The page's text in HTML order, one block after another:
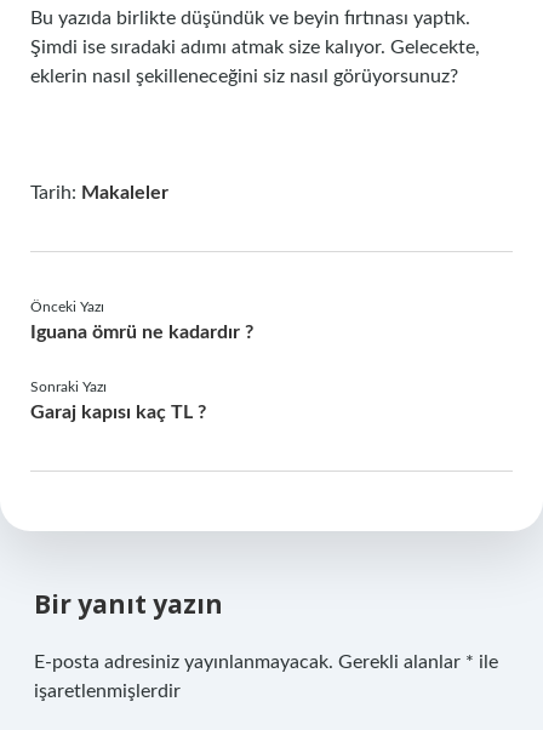
Bu yazıda birlikte düşündük ve beyin fırtınası yaptık.
Şimdi ise sıradaki adımı atmak size kalıyor. Gelecekte,
eklerin nasıl şekilleneceğini siz nasıl görüyorsunuz?
Tarih: Makaleler
Önceki Yazı
Iguana ömrü ne kadardır ?
Sonraki Yazı
Garaj kapısı kaç TL ?
Bir yanıt yazın
E-posta adresiniz yayınlanmayacak. Gerekli alanlar * ile
işaretlenmişlerdir